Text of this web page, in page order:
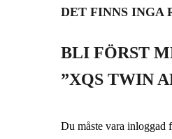
DET FINNS INGA
BLI FÖRST
”XQS TWIN
Du måste vara inloggad